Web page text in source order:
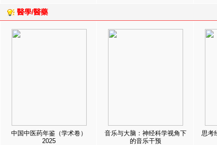
醫學/醫藥
中国中医药年鉴（学术卷）
2025
音乐与大脑：神经科学视角下
的音乐干预
思考